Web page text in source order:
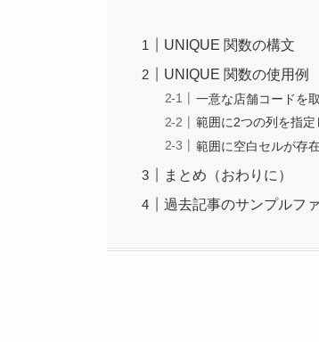
UNIQUE 関数の構文
UNIQUE 関数の使用例
一意な店舗コードを
範囲に2つの列を指
範囲に空白セルが存
まとめ（おわりに）
過去記事のサンプルフ